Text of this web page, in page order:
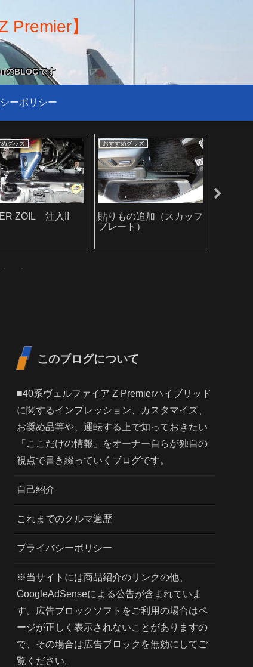
】
のBLOGです
ーポリシー
めグッズ
ZOIL 注入!!
おすすめグッズ
貼りもの追加（スカッフ
プレート）
このブログについて
■40系ヴェルファイア Z Premierハイブリッド
に関するインプレッション、カスタマイズ、
お奨め品等や、運転する上で知っておきたい
「ここだけの情報」をオーナー自らが独自の
視点で書き綴っていくブログです。
自己紹介
これまでのクルマ遍歴
プライバシーポリシー
※当サイトには商品紹介のリンクの他、
GoogleAdSenseによる公告が含まれていま
す。広告ブロックソフトをご利用の場合はペ
ージが正しく表示されないことがありますの
で、その場合は広告ブロックを無効にしてご
覧ください。